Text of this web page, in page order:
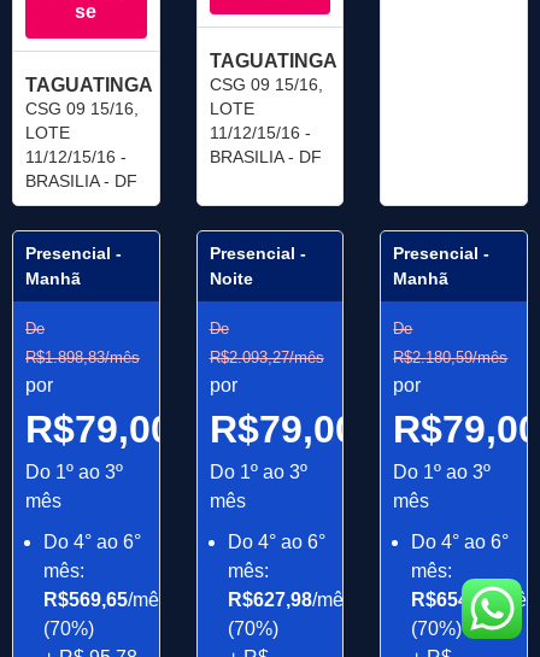
se
TAGUATINGA
CSG 09 15/16,
LOTE
11/12/15/16 -
BRASILIA - DF
TAGUATINGA
CSG 09 15/16,
LOTE
11/12/15/16 -
BRASILIA - DF
Presencial -
Manhã
De
R$1.898,83/mês
por
R$79,00/mês
Do 1º ao 3º
mês
Do 4° ao 6°
mês:
R$569,65/mês
(70%)
Presencial -
Noite
De
R$2.093,27/mês
por
R$79,00/mês
Do 1º ao 3º
mês
Do 4° ao 6°
mês:
R$627,98/mês
(70%)
Presencial -
Manhã
De
R$2.180,59/mês
por
Do 1º ao 3º
mês
Do 4° ao 6°
mês:
R$654,18 /mês
(70%)